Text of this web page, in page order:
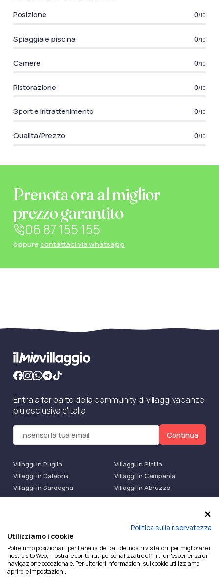
Posizione 0/10
Spiaggia e piscina 0/10
Camere 0/10
Ristorazione 0/10
Sport e Intrattenimento 0/10
Qualità/Prezzo 0/10
Prenota ora al miglior
prezzo garantito
06 87 155 155
oppurecontattaci via whatsapp
Entra a far parte della community di villaggi vacanze
più esclusiva d'Italia
Continua
Villaggi in Puglia
Villaggi in Sicilia
Villaggi in Calabria
Villaggi in Campania
Villaggi in Sardegna
Villaggi in Abruzzo
Villaggi Bluserena
Villaggi TH Resort
Ilmiovillaggio è un marchio di Ekiwi S.r.l.
Licenza Agenzia Viaggi e Turismo n° 2015/0133251 del
26/02/2015 e coperta da RC per Agenzia di Viaggi n°
OX00081147 REVO Specialty LiabilityXTravel Agencies.
Politica sulla riservatezza
Utilizziamo i cookie
Potremmo posizionarli per l'analisi dei dati dei nostri visitatori, per migliorare il
nostro sito Web, mostrare contenuti personalizzati e offrirti un'esperienza di
navigazione eccezionale. Per ulteriori informazioni sui cookie utilizziamo
aprire le impostazioni.